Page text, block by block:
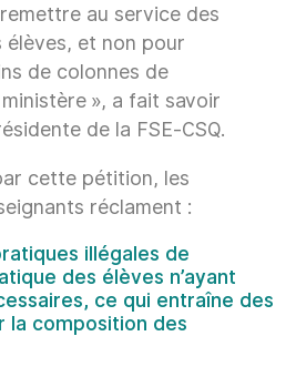
au service des
et non pour
de colonnes de
», a fait savoir
de la FSE‑CSQ.
cette pétition, les
réclament :
illégales de
des élèves n’ayant
ce qui entraîne des
la composition des